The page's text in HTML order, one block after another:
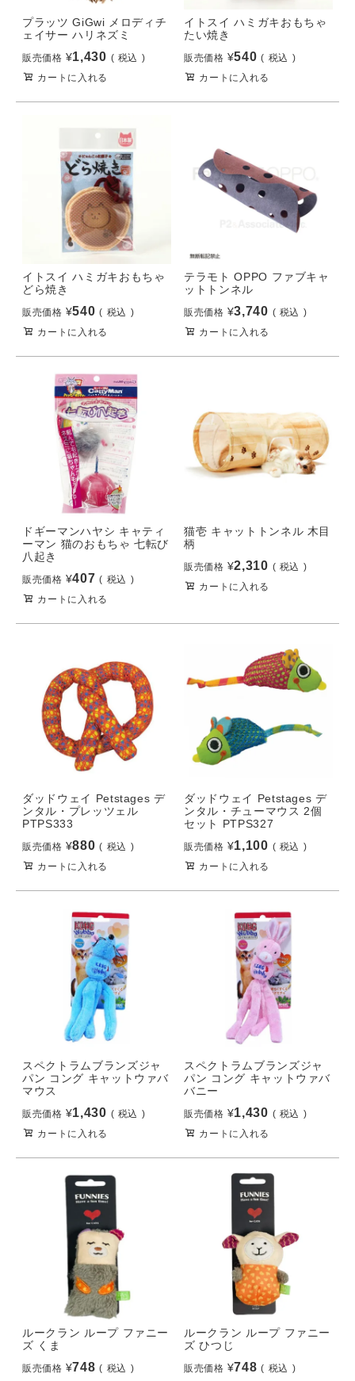
プラッツ GiGwi メロディチ
ェイサー ハリネズミ
販売価格 ¥1,430
税込
カートに入れる
イトスイ ハミガキおもちゃ
たい焼き
販売価格 ¥540
税込
カートに入れる
イトスイ ハミガキおもちゃ
どら焼き
販売価格 ¥540
税込
カートに入れる
テラモト OPPO ファブキャ
ットトンネル
販売価格 ¥3,740
税込
カートに入れる
ドギーマンハヤシ キャティ
ーマン 猫のおもちゃ 七転び
八起き
販売価格 ¥407
税込
カートに入れる
猫壱 キャットトンネル 木目
柄
販売価格 ¥2,310
税込
カートに入れる
ダッドウェイ Petstages デ
ンタル・プレッツェル
PTPS333
販売価格 ¥880
税込
カートに入れる
ダッドウェイ Petstages デ
ンタル・チューマウス 2個
セット PTPS327
販売価格 ¥1,100
税込
カートに入れる
スペクトラムブランズジャ
パン コング キャットウァバ
マウス
販売価格 ¥1,430
税込
カートに入れる
スペクトラムブランズジャ
パン コング キャットウァバ
バニー
販売価格 ¥1,430
税込
カートに入れる
ルークラン ループ ファニー
ズ くま
販売価格 ¥748 税込
ルークラン ループ ファニー
ズ ひつじ
販売価格 ¥748 税込